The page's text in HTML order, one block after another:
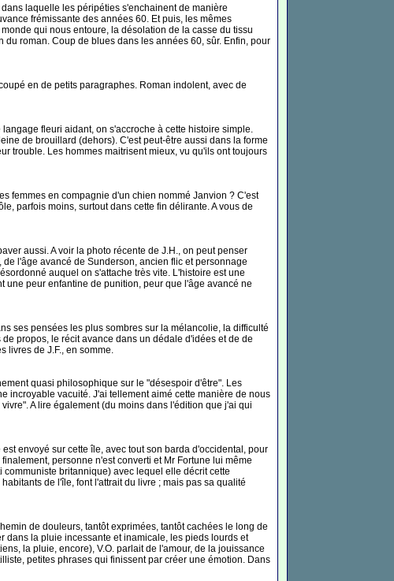
laquelle les péripéties s'enchainent de manière
frémissante des années 60. Et puis, les mêmes
qui nous entoure, la désolation de la casse du tissu
roman. Coup de blues dans les années 60, sûr. Enfin, pour
en de petits paragraphes. Roman indolent, avec de
fleuri aidant, on s'accroche à cette histoire simple.
de brouillard (dehors). C'est peut-être aussi dans la forme
trouble. Les hommes maitrisent mieux, vu qu'ils ont toujours
femmes en compagnie d'un chien nommé Janvion ? C'est
parfois moins, surtout dans cette fin délirante. A vous de
aussi. A voir la photo récente de J.H., on peut penser
l'âge avancé de Sunderson, ancien flic et personnage
auquel on s'attache très vite. L'histoire est une
une peur enfantine de punition, peur que l'âge avancé ne
ses pensées les plus sombres sur la mélancolie, la difficulté
propos, le récit avance dans un dédale d'idées et de de
livres de J.F., en somme.
quasi philosophique sur le "désespoir d'être". Les
incroyable vacuité. J'ai tellement aimé cette manière de nous
A lire également (du moins dans l'édition que j'ai qui
envoyé sur cette île, avec tout son barda d'occidental, pour
personne n'est converti et Mr Fortune lui même
britannique) avec lequel elle décrit cette
de l'île, font l'attrait du livre ; mais pas sa qualité
de douleurs, tantôt exprimées, tantôt cachées le long de
dans la pluie incessante et inamicale, les pieds lourds et
la pluie, encore), V.O. parlait de l'amour, de la jouissance
petites phrases qui finissent par créer une émotion. Dans